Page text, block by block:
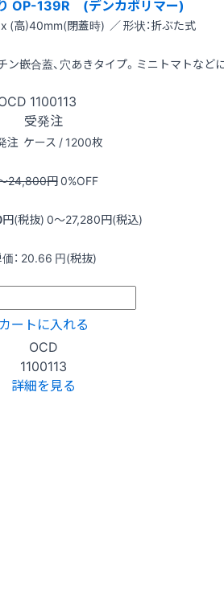
OP-139R (デンカポリマー)
(高)40mm(閉蓋時) ／ 形状：折ぶた式
嵌合蓋、穴あきタイプ。ミニトマトなど
1100113
受発注
注 ケース / 1200枚
24,800円0%OFF
円(税抜) 0〜27,280円(税込)
： 20.66 円(税抜)
カートに入れる
OCD
1100113
詳細を見る